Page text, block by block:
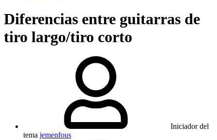
Diferencias entre guitarras de
tiro largo/tiro corto
Iniciador del
tema jemenfous